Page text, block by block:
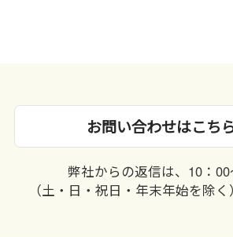
お問い合わせはこち
弊社からの返信は、10：
（土・日・祝日・年末年始を除く